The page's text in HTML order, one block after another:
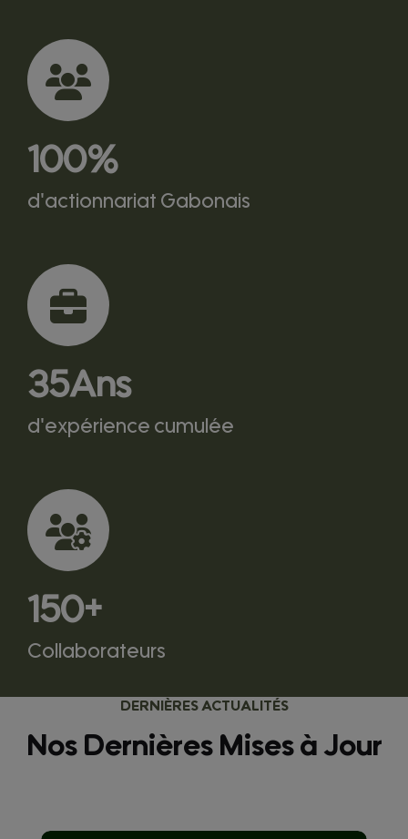
100%
d'actionnariat Gabonais
35Ans
d'expérience cumulée
150+
Collaborateurs
DERNIÈRES ACTUALITÉS
Nos Dernières Mises à Jour